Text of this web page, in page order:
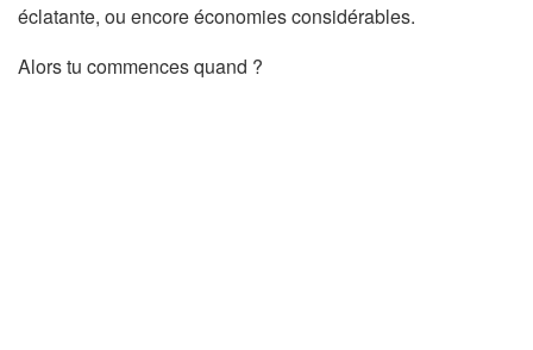
éclatante, ou encore économies considérables.
Alors tu commences quand ?